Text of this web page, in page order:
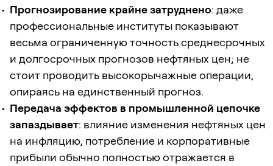
Прогнозирование крайне затруднено: даже
профессиональные институты показывают
весьма ограниченную точность среднесрочных
и долгосрочных прогнозов нефтяных цен; не
стоит проводить высокорычажные операции,
опираясь на единственный прогноз.
Передача эффектов в промышленной цепочке
запаздывает: влияние изменения нефтяных цен
на инфляцию, потребление и корпоративные
прибыли обычно полностью отражается в